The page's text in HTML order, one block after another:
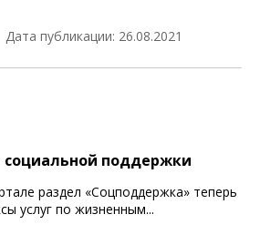
Дата публикации: 26.08.2021
социальной поддержки
раздел «Соцподдержка» теперь
услуг по жизненным...